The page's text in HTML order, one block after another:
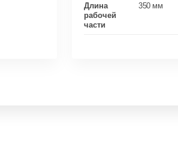
Длина
рабочей
части
350 мм